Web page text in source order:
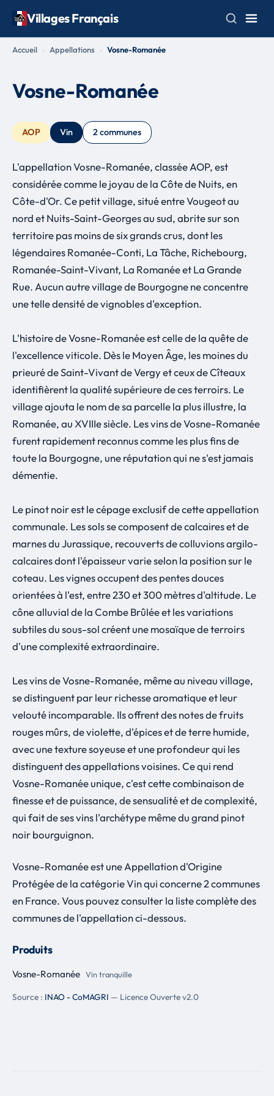
Villages Français
Accueil Appellations Vosne-Romanée
Vosne-Romanée
AOP Vin 2 communes
L'appellation Vosne-Romanée, classée AOP, est
considérée comme le joyau de la Côte de Nuits, en
Côte-d'Or. Ce petit village, situé entre Vougeot au
nord et Nuits-Saint-Georges au sud, abrite sur son
territoire pas moins de six grands crus, dont les
légendaires Romanée-Conti, La Tâche, Richebourg,
Romanée-Saint-Vivant, La Romanée et La Grande
Rue. Aucun autre village de Bourgogne ne concentre
une telle densité de vignobles d'exception.
L'histoire de Vosne-Romanée est celle de la quête de
l'excellence viticole. Dès le Moyen Âge, les moines du
prieuré de Saint-Vivant de Vergy et ceux de Cîteaux
identifièrent la qualité supérieure de ces terroirs. Le
village ajouta le nom de sa parcelle la plus illustre, la
Romanée, au XVIIIe siècle. Les vins de Vosne-Romanée
furent rapidement reconnus comme les plus fins de
toute la Bourgogne, une réputation qui ne s'est jamais
démentie.
Le pinot noir est le cépage exclusif de cette appellation
communale. Les sols se composent de calcaires et de
marnes du Jurassique, recouverts de colluvions argilo-
calcaires dont l'épaisseur varie selon la position sur le
coteau. Les vignes occupent des pentes douces
orientées à l'est, entre 230 et 300 mètres d'altitude. Le
cône alluvial de la Combe Brûlée et les variations
subtiles du sous-sol créent une mosaïque de terroirs
d'une complexité extraordinaire.
Les vins de Vosne-Romanée, même au niveau village,
se distinguent par leur richesse aromatique et leur
velouté incomparable. Ils offrent des notes de fruits
rouges mûrs, de violette, d'épices et de terre humide,
avec une texture soyeuse et une profondeur qui les
distinguent des appellations voisines. Ce qui rend
Vosne-Romanée unique, c'est cette combinaison de
finesse et de puissance, de sensualité et de complexité,
qui fait de ses vins l'archétype même du grand pinot
noir bourguignon.
Vosne-Romanée est une Appellation d'Origine
Protégée de la catégorie Vin qui concerne 2 communes
en France. Vous pouvez consulter la liste complète des
communes de l'appellation ci-dessous.
Produits
Vosne-Romanée Vin tranquille
Source : INAO - CoMAGRI — Licence Ouverte v2.0